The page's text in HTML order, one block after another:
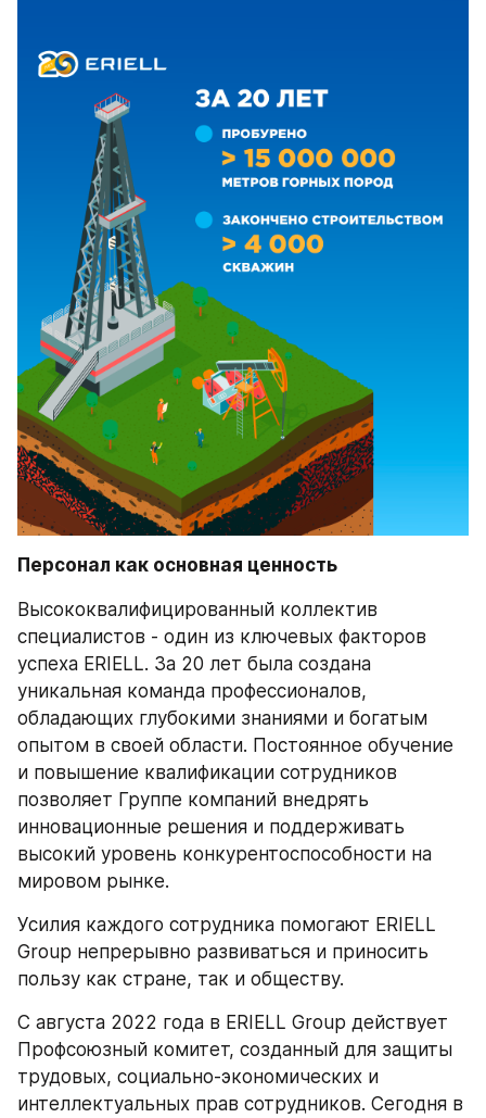
Персонал как основная ценность
Высококвалифицированный коллектив
специалистов - один из ключевых факторов
успеха ERIELL. За 20 лет была создана
уникальная команда профессионалов,
обладающих глубокими знаниями и богатым
опытом в своей области. Постоянное обучение
и повышение квалификации сотрудников
позволяет Группе компаний внедрять
инновационные решения и поддерживать
высокий уровень конкурентоспособности на
мировом рынке.
Усилия каждого сотрудника помогают ERIELL
Group непрерывно развиваться и приносить
пользу как стране, так и обществу.
С августа 2022 года в ERIELL Group действует
Профсоюзный комитет, созданный для защиты
трудовых, социально-экономических и
интеллектуальных прав сотрудников. Сегодня в